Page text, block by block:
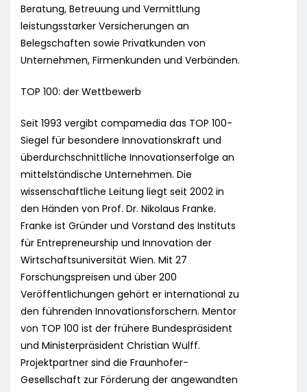
Beratung, Betreuung und Vermittlung
leistungsstarker Versicherungen an
Belegschaften sowie Privatkunden von
Unternehmen, Firmenkunden und Verbänden.
TOP 100: der Wettbewerb
Seit 1993 vergibt compamedia das TOP 100-
Siegel für besondere Innovationskraft und
überdurchschnittliche Innovationserfolge an
mittelständische Unternehmen. Die
wissenschaftliche Leitung liegt seit 2002 in
den Händen von Prof. Dr. Nikolaus Franke.
Franke ist Gründer und Vorstand des Instituts
für Entrepreneurship und Innovation der
Wirtschaftsuniversität Wien. Mit 27
Forschungspreisen und über 200
Veröffentlichungen gehört er international zu
den führenden Innovationsforschern. Mentor
von TOP 100 ist der frühere Bundespräsident
und Ministerpräsident Christian Wulff.
Projektpartner sind die Fraunhofer-
Gesellschaft zur Förderung der angewandten